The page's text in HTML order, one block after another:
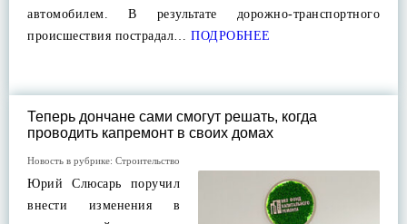
автомобилем. В результате дорожно-транспортного
происшествия пострадал… ПОДРОБНЕЕ
Теперь дончане сами смогут решать, когда
проводить капремонт в своих домах
Новость в рубрике: Строительство
Юрий Слюсарь поручил
внести изменения в